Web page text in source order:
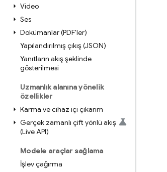
Video
Ses
Dokümanlar (PDF'ler)
Yapılandırılmış çıkış (JSON)
Yanıtların akış şeklinde
gösterilmesi
Uzmanlık alanına yönelik
özellikler
Karma ve cihaz içi çıkarım
Gerçek zamanlı çift yönlü akış
(Live API)
Modele araçlar sağlama
İşlev çağırma